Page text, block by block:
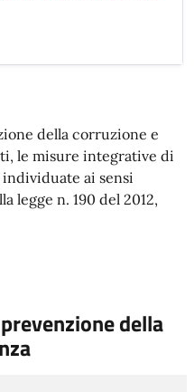
della corruzione e
le misure integrative di
ai sensi
legge n. 190 del 2012,
della